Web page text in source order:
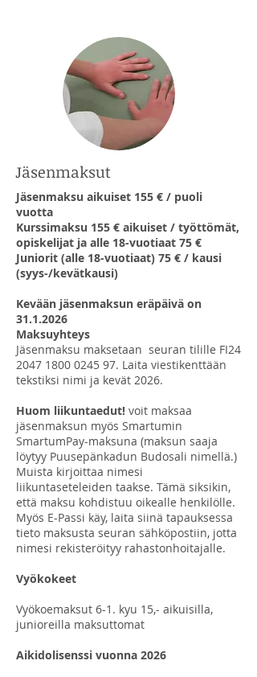
Jäsenmaksut
Jäsenmaksu aikuiset 155 € / puoli
vuotta
Kurssimaksu 155 € aikuiset / työttömät,
opiskelijat ja alle 18-vuotiaat 75 €
Juniorit (alle 18-vuotiaat) 75 € / kausi
(syys-/kevätkausi)
Kevään jäsenmaksun eräpäivä on
31.1.2026
Maksuyhteys
Jäsenmaksu maksetaan seuran tilille FI24
2047 1800 0245 97. Laita viestikenttään
tekstiksi nimi ja kevät 2026.
Huom liikuntaedut! voit maksaa
jäsenmaksun myös Smartumin
SmartumPay-maksuna (maksun saaja
löytyy Puusepänkadun Budosali nimellä.)
Muista kirjoittaa nimesi
liikuntaseteleiden taakse. Tämä siksikin,
että maksu kohdistuu oikealle henkilölle.
Myös E-Passi käy, laita siinä tapauksessa
tieto maksusta seuran sähköpostiin, jotta
nimesi rekisteröityy rahastonhoitajalle.
Vyökokeet
Vyökoemaksut 6-1. kyu 15,- aikuisilla,
junioreilla maksuttomat
Aikidolisenssi vuonna 2026